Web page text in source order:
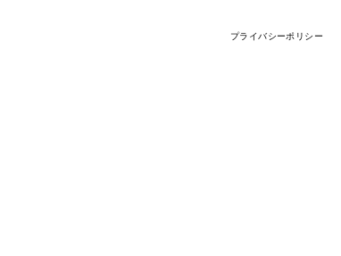
プライバシーポリシー